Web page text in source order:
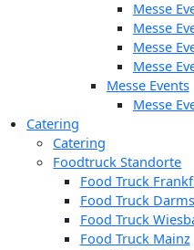
Messe
Messe
Messe
Messe
Messe Events
Messe
Catering
Catering
Foodtruck Standorte
Food Truck
Food Truck
Food Truck
Food Truck Mainz